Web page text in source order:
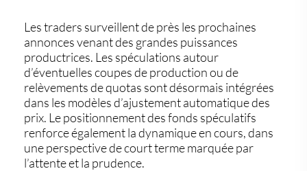
Les traders surveillent de près les prochaines
annonces venant des grandes puissances
productrices. Les spéculations autour
d’éventuelles coupes de production ou de
relèvements de quotas sont désormais intégrées
dans les modèles d’ajustement automatique des
prix. Le positionnement des fonds spéculatifs
renforce également la dynamique en cours, dans
une perspective de court terme marquée par
l’attente et la prudence.